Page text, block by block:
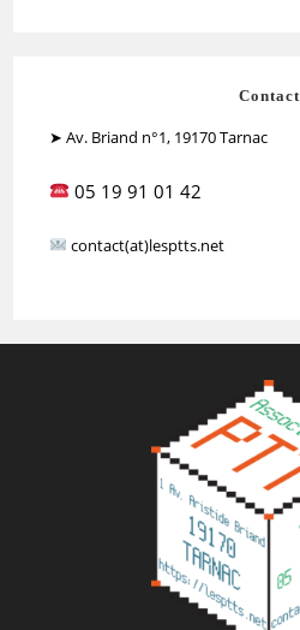
Contact
➤ Av. Briand n°1, 19170 Tarnac
05 19 91 01 42
contact(at)lesptts.net